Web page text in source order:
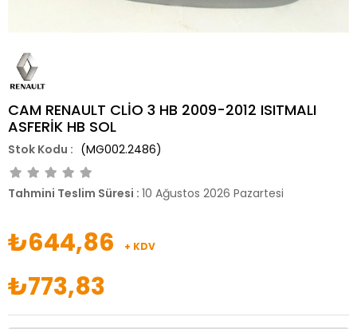
CAM RENAULT CLİO 3 HB 2009-2012 ISITMALI
ASFERİK HB SOL
(MG002.2486)
Tahmini Teslim Süresi : 10 Ağustos 2026 Pazartesi
₺644,86 + KDV
₺773,83